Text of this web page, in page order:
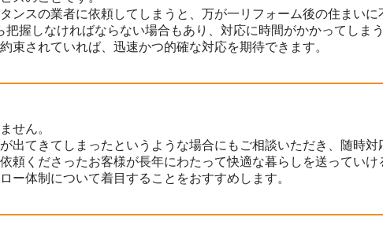
ンスの業者に依頼してしまうと、万が一リフォーム後の住まいに
握しなければならない場合もあり、対応に時間がかかってしまう
されていれば、迅速かつ的確な対応を期待できます。
せん。
出てきてしまったというような場合にもご相談いただき、随時対
頼くださったお客様が長年にわたって快適な暮らしを送っていけ
ー体制について着目することをおすすめします。